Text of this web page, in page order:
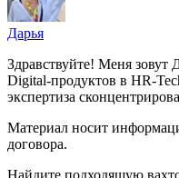
Дарья
Здравствуйте! Меня зовут
Digital-продуктов в HR-
экспертиза
Материал носит
договора.